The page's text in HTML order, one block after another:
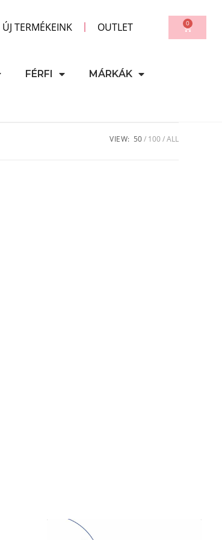
ÚJ TERMÉKEINK OUTLET 0
FÉRFI MÁRKÁK
VIEW: 50 100 ALL